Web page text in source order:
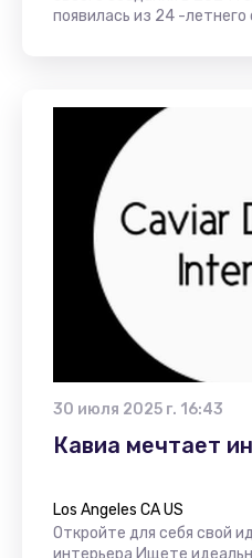
появилась из 24 -летнего
30 июля 2025 г. 16:43
Кавиа мечтает
Los Angeles CA US
Откройте для себя свой
интерьера Ищете